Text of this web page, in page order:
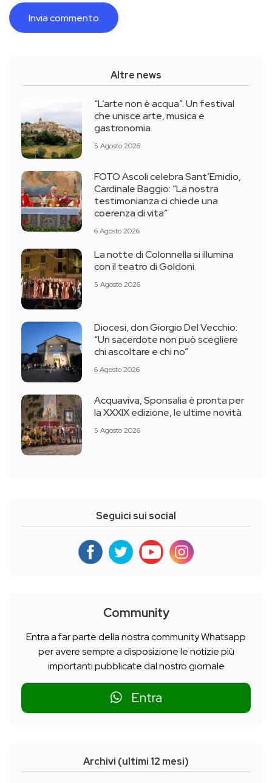
Altre news
“L’arte non è acqua”. Un festival
che unisce arte, musica e
gastronomia.
5 Agosto 2026
FOTO Ascoli celebra Sant’Emidio,
Cardinale Baggio: “La nostra
testimonianza ci chiede una
coerenza di vita”
6 Agosto 2026
La notte di Colonnella si illumina
con il teatro di Goldoni.
5 Agosto 2026
Diocesi, don Giorgio Del Vecchio:
“Un sacerdote non può scegliere
chi ascoltare e chi no”
6 Agosto 2026
Acquaviva, Sponsalia è pronta per
la XXXIX edizione, le ultime novità
5 Agosto 2026
Seguici sui social
Community
Entra a far parte della nostra community Whatsapp
per avere sempre a disposizione le notizie più
importanti pubblicate dal nostro giornale
Entra
Archivi (ultimi 12 mesi)